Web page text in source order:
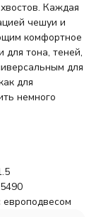
Каждая
чешуи и
комфортное
для тона, теней,
для
для
немного
европодвесом